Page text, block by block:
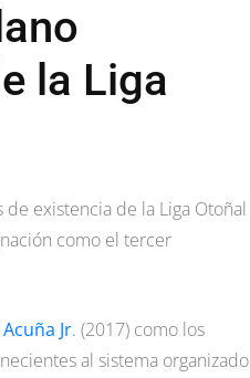
la Liga
existencia de la Liga Otoñal
como el tercer
Jr. (2017) como los
al sistema organizado